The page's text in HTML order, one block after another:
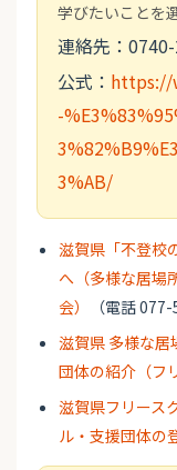
学びたいことを
連絡先：
公式： https://
-
3%AB/
滋賀県「不登校
へ（多様な居場
会）
（電話
滋賀県 多様な居
団体の紹介（フ
滋賀県フリース
ル・支援団体の